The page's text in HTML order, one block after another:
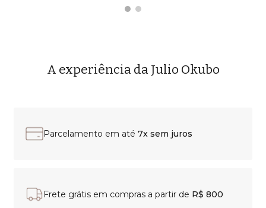
A experiência da Julio Okubo
Parcelamento em até 7x sem juros
Frete grátis em compras a partir de R$ 800